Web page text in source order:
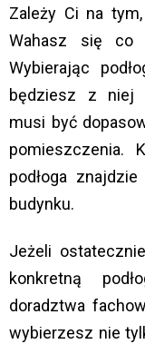
Zależy Ci na tym,
Wahasz się co
Wybierając
będziesz z niej
musi być
pomieszczenia.
podłoga
budynku.
Jeżeli
konkretną
doradztwa
wybierzesz nie